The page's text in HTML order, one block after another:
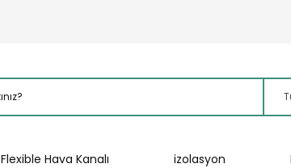
Flexible Hava Kanalı izolasyon